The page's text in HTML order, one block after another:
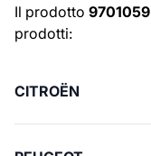
Numeri OE
Il prodotto 9701059
prodotti:
CITROËN